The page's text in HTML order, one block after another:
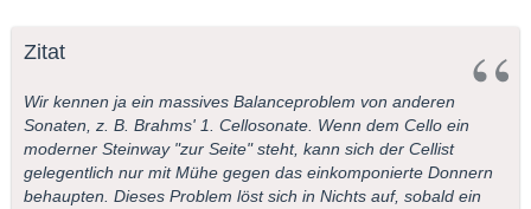
Zitat
Wir kennen ja ein massives Balanceproblem von anderen
Sonaten, z. B. Brahms' 1. Cellosonate. Wenn dem Cello ein
moderner Steinway "zur Seite" steht, kann sich der Cellist
gelegentlich nur mit Mühe gegen das einkomponierte Donnern
behaupten. Dieses Problem löst sich in Nichts auf, sobald ein